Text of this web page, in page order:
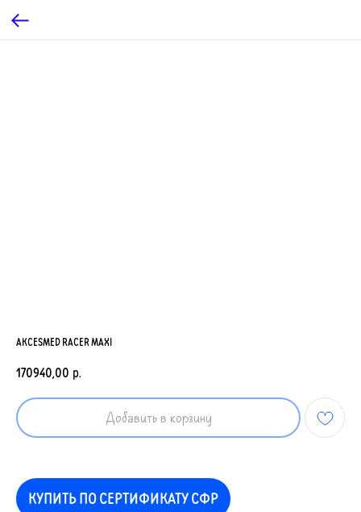
AKCESMED RACER MAXI
170940,00 р.
Добавить в корзину
КУПИТЬ ПО СЕРТИФИКАТУ СФР